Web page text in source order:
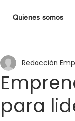
Quienes somos
para
Redacción